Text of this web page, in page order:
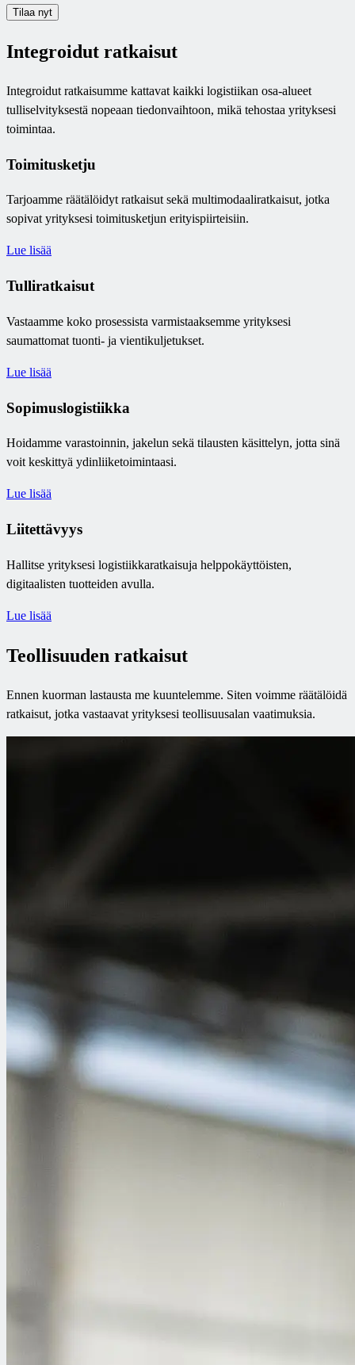
Tilaa nyt
Integroidut ratkaisut
Integroidut ratkaisumme kattavat kaikki logistiikan osa-alueet
tulliselvityksestä nopeaan tiedonvaihtoon, mikä tehostaa yrityksesi
toimintaa.
Toimitusketju
Tarjoamme räätälöidyt ratkaisut sekä multimodaaliratkaisut, jotka
sopivat yrityksesi toimitusketjun erityispiirteisiin.
Lue lisää
Tulliratkaisut
Vastaamme koko prosessista varmistaaksemme yrityksesi
saumattomat tuonti- ja vientikuljetukset.
Lue lisää
Sopimuslogistiikka
Hoidamme varastoinnin, jakelun sekä tilausten käsittelyn, jotta sinä
voit keskittyä ydinliiketoimintaasi.
Lue lisää
Liitettävyys
Hallitse yrityksesi logistiikkaratkaisuja helppokäyttöisten,
digitaalisten tuotteiden avulla.
Lue lisää
Teollisuuden ratkaisut
Ennen kuorman lastausta me kuuntelemme. Siten voimme räätälöidä
ratkaisut, jotka vastaavat yrityksesi teollisuusalan vaatimuksia.